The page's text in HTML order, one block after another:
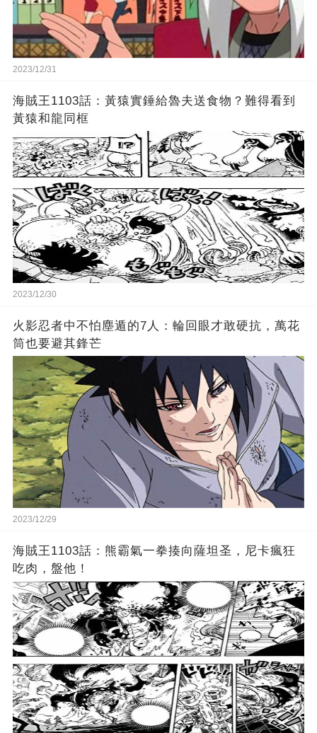
2023/12/31
海賊王1103話：黃猿實錘給魯夫送食物？難得看到
黃猿和龍同框
2023/12/30
火影忍者中不怕塵遁的7人：輪回眼才敢硬抗，萬花
筒也要避其鋒芒
2023/12/29
海賊王1103話：熊霸氣一拳揍向薩坦圣，尼卡瘋狂
吃肉，盤他！